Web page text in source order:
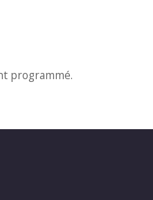
programmé.